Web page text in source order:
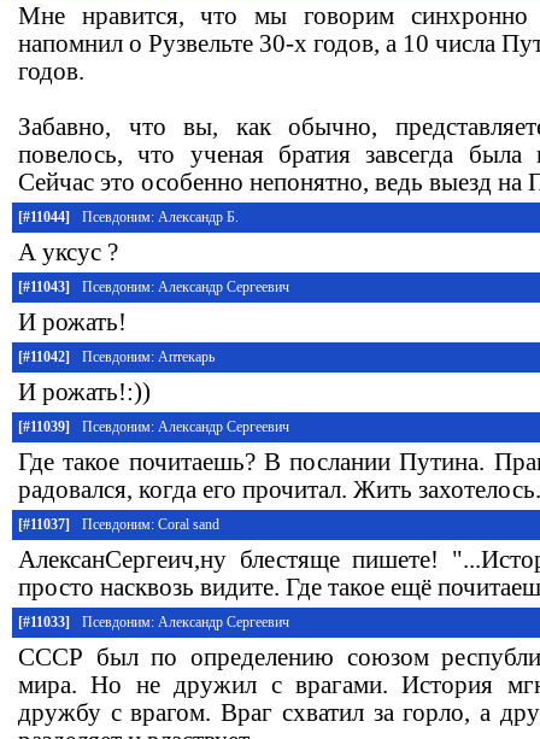
Мне нравится, что мы говорим
напомнил о Рузвельте 30-х годов, а 10 числа
годов.
Забавно, что вы, как обычно,
повелось, что ученая братия завсегда
Сейчас это особенно непонятно, ведь выезд
[#11044] Псевдоним: Александр Б.
А уксус ?
[#11043] Псевдоним: Александр Сергеевич
И рожать!
[#11042] Псевдоним: Аптекарь
И рожать!:))
[#11039] Псевдоним: Александр Сергеевич
Где такое почитаешь? В послании Путина.
радовался, когда его прочитал. Жить захотелось.
[#11037] Псевдоним: Coral sand
АлексанСергеич,ну блестяще пишете!
просто насквозь видите. Где такое ещё
[#11033] Псевдоним: Александр Сергеевич
СССР был по определению союзом
мира. Но не дружил с врагами. История
дружбу с врагом. Враг схватил за горло, а